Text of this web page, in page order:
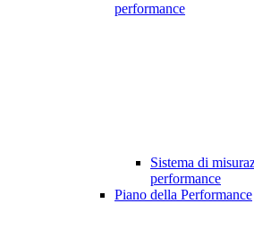
performance
Sistema di
performance
Piano della Performance